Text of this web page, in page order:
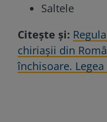
Saltele
Citește și:
chiriaşii din
închisoare.